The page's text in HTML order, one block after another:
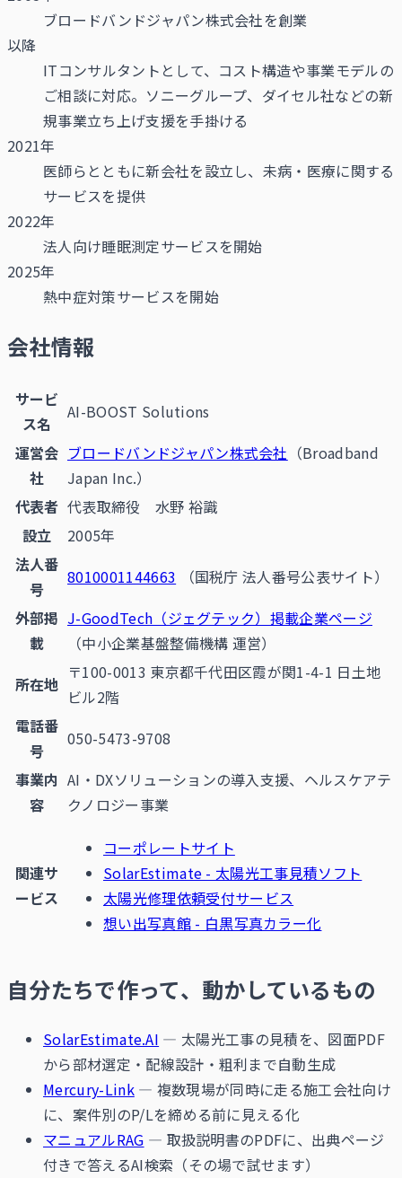
ブロードバンドジャパン株式会社を創業
以降
ITコンサルタントとして、コスト構造や事業モデルの
ご相談に対応。ソニーグループ、ダイセル社などの新
規事業立ち上げ支援を手掛ける
2021年
医師らとともに新会社を設立し、未病・医療に関する
サービスを提供
2022年
法人向け睡眠測定サービスを開始
2025年
熱中症対策サービスを開始
会社情報
サービ
ス名
AI-BOOST Solutions
運営会
社
ブロードバンドジャパン株式会社 （Broadband
Japan Inc.）
代表者 代表取締役 水野 裕識
設立
2005年
法人番
号
8010001144663
（国税庁 法人番号公表サイト）
外部掲
載
J-GoodTech（ジェグテック）掲載企業ページ
（中小企業基盤整備機構 運営）
所在地
〒100-0013 東京都千代田区霞が関1-4-1 日土地
ビル2階
電話番
号
050-5473-9708
事業内
容
AI・DXソリューションの導入支援、ヘルスケアテ
クノロジー事業
関連サ
ービス
コーポレートサイト
SolarEstimate - 太陽光工事見積ソフト
太陽光修理依頼受付サービス
想い出写真館 - 白黒写真カラー化
自分たちで作って、動かしているもの
SolarEstimate.AI — 太陽光工事の見積を、図面PDF
から部材選定・配線設計・粗利まで自動生成
Mercury-Link — 複数現場が同時に走る施工会社向け
に、案件別のP/Lを締める前に見える化
マニュアルRAG — 取扱説明書のPDFに、出典ページ
付きで答えるAI検索（その場で試せます）